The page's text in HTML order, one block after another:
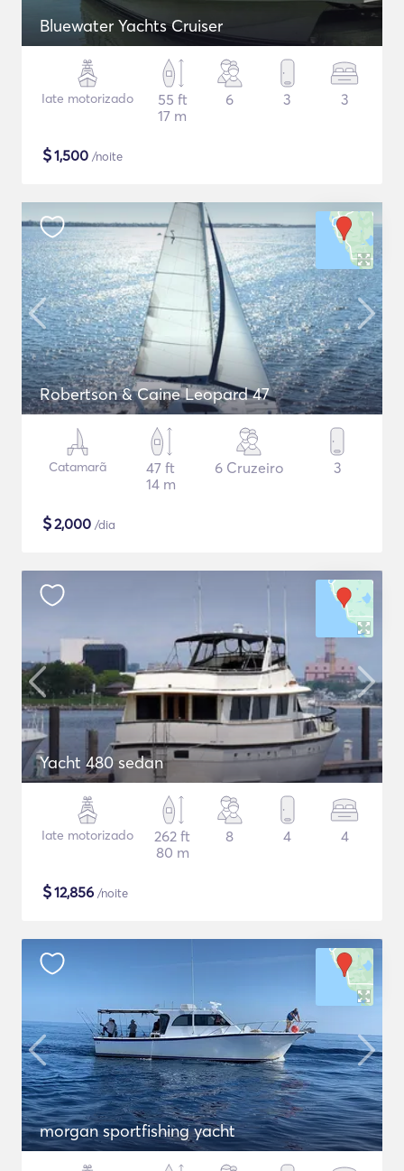
Bluewater Yachts Cruiser
Iate motorizado
55 ft
17 m
6 3 3
$1,500 /noite
Robertson & Caine Leopard 47
Catamarã
47 ft
14 m
6 Cruzeiro 3
$2,000 /dia
Yacht 480 sedan
Iate motorizado
262 ft
80 m
8 4 4
$12,856 /noite
morgan sportfishing yacht